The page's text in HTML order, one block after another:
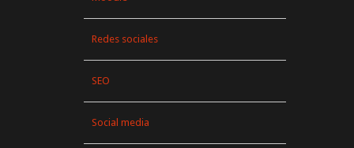
Redes sociales
SEO
Social media